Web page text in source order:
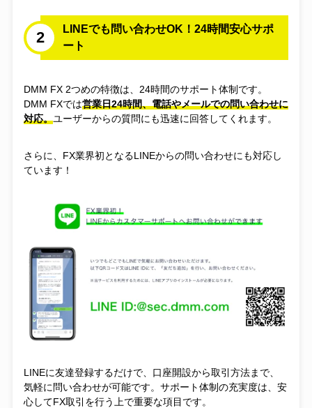
2
LINEでも問い合わせOK！24時間安心サポ
ート
DMM FX 2つめの特徴は、24時間のサポート体制です。
DMM FXでは営業日24時間、電話やメールでの問い合わせに
対応。ユーザーからの質問にも迅速に回答してくれます。
さらに、FX業界初となるLINEからの問い合わせにも対応し
ています！
LINEに友達登録するだけで、口座開設から取引方法まで、
気軽に問い合わせが可能です。サポート体制の充実度は、安
心してFX取引を行う上で重要な項目です。